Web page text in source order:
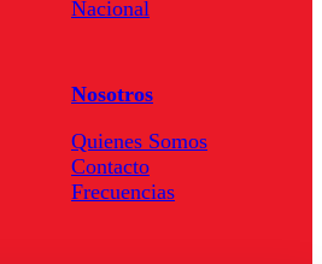
Nacional
Nosotros
Quienes Somos
Contacto
Frecuencias